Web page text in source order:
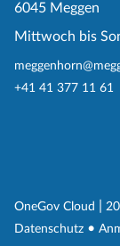
6045 Meggen
Mittwoch bis
+41 41 377 11 61
OneGov Cloud
Datenschutz